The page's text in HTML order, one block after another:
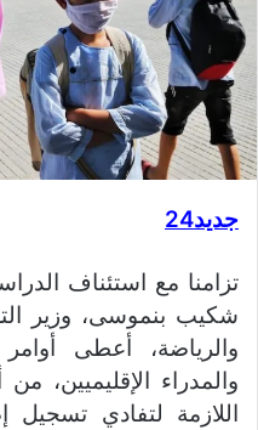
جديد24
تزامنا مع استئناف
شكيب بنموسى، وزير
والرياضة، أعطى
والمدراء الإقليميين، من
اللازمة لتفادي